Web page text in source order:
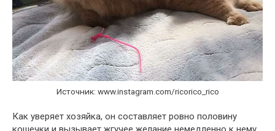
Источник: www.instagram.com/ricorico_rico
Как уверяет хозяйка, он составляет ровно половину